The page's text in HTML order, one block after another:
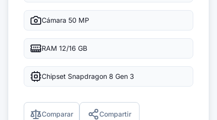
Cámara 50 MP
RAM 12/16 GB
Chipset Snapdragon 8 Gen 3
Comparar Compartir